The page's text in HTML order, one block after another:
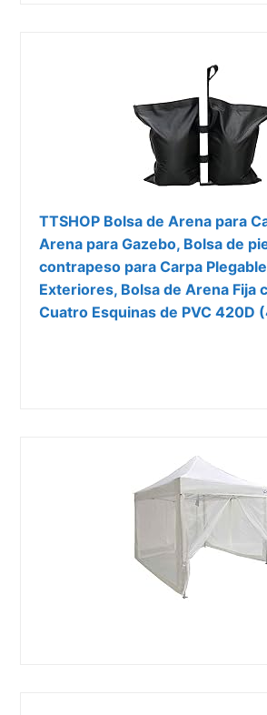
TTSHOP Bolsa de Arena para
Arena para Gazebo, Bolsa de
contrapeso para Carpa
Exteriores, Bolsa de Arena Fija
Cuatro Esquinas de PVC 420D